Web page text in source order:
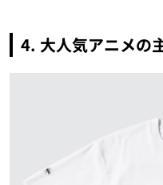
4. 大人気アニメの